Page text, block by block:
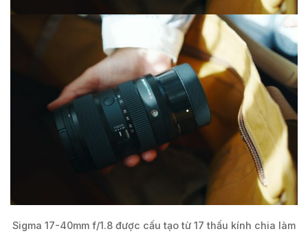
Sigma 17-40mm f/1.8 được cấu tạo từ 17 thấu kính chia làm